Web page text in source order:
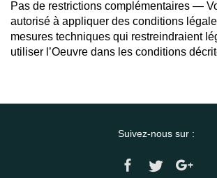
Pas de restrictions complémentaires —
autorisé à appliquer des conditions
mesures techniques qui restreindraient
utiliser l’Oeuvre dans les conditions
Suivez-nous sur :